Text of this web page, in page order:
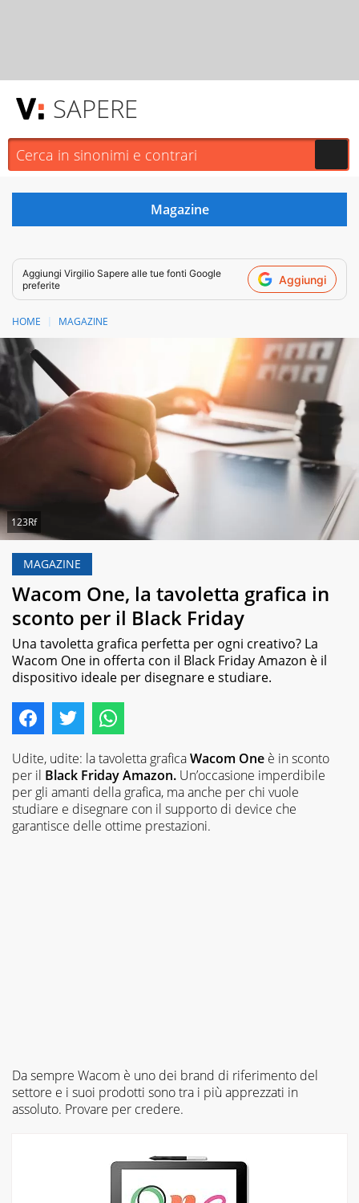
SAPERE
Aggiungi Virgilio Sapere alle tue fonti Google
preferite
Aggiungi
HOME MAGAZINE
123Rf
MAGAZINE
Wacom One, la tavoletta grafica in
sconto per il Black Friday
Una tavoletta grafica perfetta per ogni creativo? La
Wacom One in offerta con il Black Friday Amazon è il
dispositivo ideale per disegnare e studiare.
Udite, udite: la tavoletta graficaWacom One è in sconto
per il Black Friday Amazon. Un’occasione imperdibile
per gli amanti della grafica, ma anche per chi vuole
studiare e disegnare con il supporto di device che
garantisce delle ottime prestazioni.
Da sempre Wacom è uno dei brand di riferimento del
settore e i suoi prodotti sono tra i più apprezzati in
assoluto. Provare per credere.